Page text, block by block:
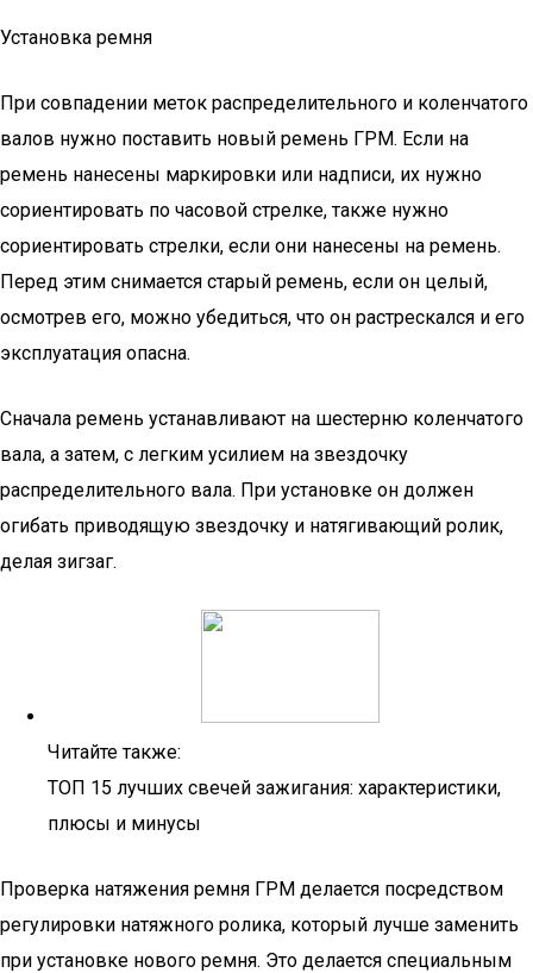
Установка ремня
При совпадении меток распределительного и коленчатого
валов нужно поставить новый ремень ГРМ. Если на
ремень нанесены маркировки или надписи, их нужно
сориентировать по часовой стрелке, также нужно
сориентировать стрелки, если они нанесены на ремень.
Перед этим снимается старый ремень, если он целый,
осмотрев его, можно убедиться, что он растрескался и его
эксплуатация опасна.
Сначала ремень устанавливают на шестерню коленчатого
вала, а затем, с легким усилием на звездочку
распределительного вала. При установке он должен
огибать приводящую звездочку и натягивающий ролик,
делая зигзаг.
Читайте также:
ТОП 15 лучших свечей зажигания: характеристики,
плюсы и минусы
Проверка натяжения ремня ГРМ делается посредством
регулировки натяжного ролика, который лучше заменить
при установке нового ремня. Это делается специальным